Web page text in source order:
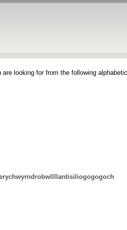
are looking for from the following